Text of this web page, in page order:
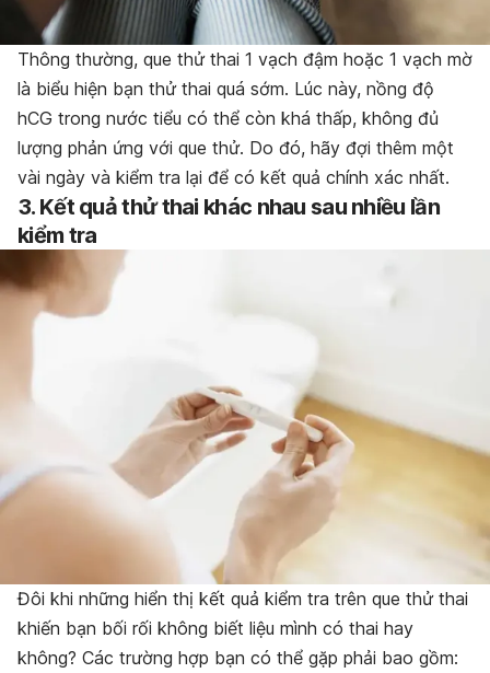
Thông thường, que thử thai 1 vạch đậm hoặc 1 vạch mờ
là biểu hiện bạn thử thai quá sớm. Lúc này, nồng độ
hCG trong nước tiểu có thể còn khá thấp, không đủ
lượng phản ứng với que thử. Do đó, hãy đợi thêm một
vài ngày và kiểm tra lại để có kết quả chính xác nhất.
3. Kết quả thử thai khác nhau sau nhiều lần
kiểm tra
Đôi khi những hiển thị kết quả kiểm tra trên que thử thai
khiến bạn bối rối không biết liệu mình có thai hay
không? Các trường hợp bạn có thể gặp phải bao gồm: